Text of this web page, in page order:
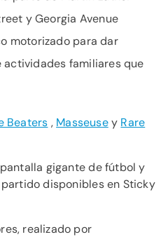
y Georgia Avenue
motorizado para dar
familiares que
Beaters , Masseusey Rare
gigante de fútbol y
disponibles en Sticky
realizado por